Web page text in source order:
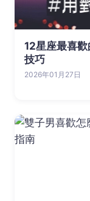
12星座最喜
技巧
2026年01月27日